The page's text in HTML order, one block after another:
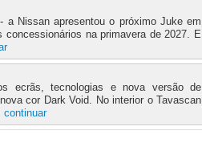
a Nissan apresentou o próximo Juke em
na primavera de 2027. E
ecrãs, tecnologias e nova versão de
cor Dark Void. No interior o Tavascan
continuar